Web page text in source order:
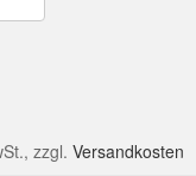
zzgl. Versandkosten